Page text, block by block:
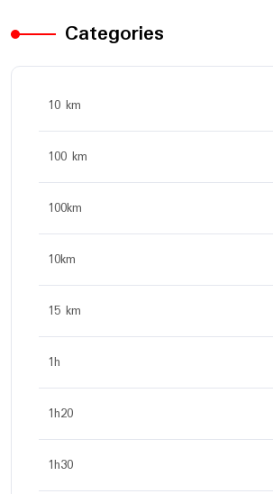
Categories
10 km
100 km
100km
10km
15 km
1h
1h20
1h30